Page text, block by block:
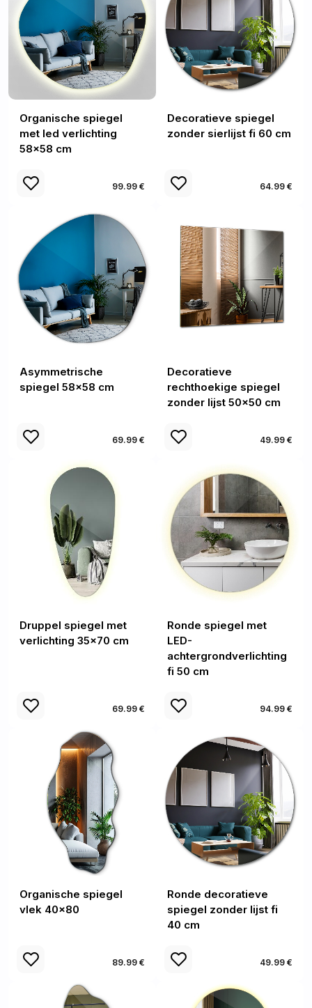
Organische spiegel
met led verlichting
58x58 cm
99.99 €
Decoratieve spiegel
zonder sierlijst fi 60 cm
64.99 €
Asymmetrische
spiegel 58x58 cm
69.99 €
Decoratieve
rechthoekige spiegel
zonder lijst 50x50 cm
49.99 €
Druppel spiegel met
verlichting 35x70 cm
69.99 €
Ronde spiegel met
LED-
achtergrondverlichting
fi 50 cm
94.99 €
Organische spiegel
vlek 40x80
89.99 €
Ronde decoratieve
spiegel zonder lijst fi
40 cm
49.99 €